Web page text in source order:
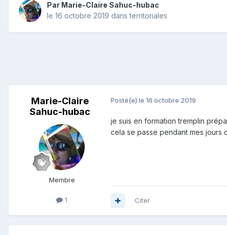
Par Marie-Claire Sahuc-hubac
le 16 octobre 2019 dansterritoriales
Marie-Claire
Sahuc-hubac
Membre
1
Posté(e) le 16 octobre 2019
je suis en formation tremplin
cela se passe pendant mes jours
Citer